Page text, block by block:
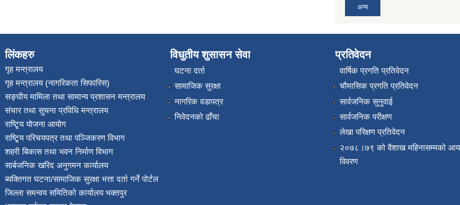
अन्य
लिंकहरु
गृह मन्त्रालय
गृह मन्त्रालय (नागरिकता सिफारिस)
सङ्घीय मामिला तथा सामान्य प्रशासन मन्त्रालय
संचार तथा सुचना प्रविधि मन्त्रालय
राष्टि्ृय योजना आयोग
राष्टि्ृय परिचयपत्र तथा पञ्जिकरण विभाग
शहरी बिकास तथा भवन निर्माण विभाग
सार्बजनिक खरिद अनुगमन कार्यालय
ब्यक्तिगत घटना/सामाजिक सुरक्षा भत्ता दर्ता गर्ने पोर्टल
जिल्ला समन्वय समितिको कार्यालय भक्तपुर
विधुतीय शुसासन सेवा
घटना दर्ता
सामाजिक सुरक्षा
नागरिक वडापत्र
निवेदनको ढाँचा
प्रतिवेदन
वार्षिक प्रगति प्रतिवेदन
चौमासिक प्रगति प्रतिवेदन
सार्वजनिक सुनुवाई
सार्वजनिक परीक्षण
लेखा परिक्षण प्रतिवेदन
२०७८।७९ को वैशाख महिनासम्मको आय
विवरण